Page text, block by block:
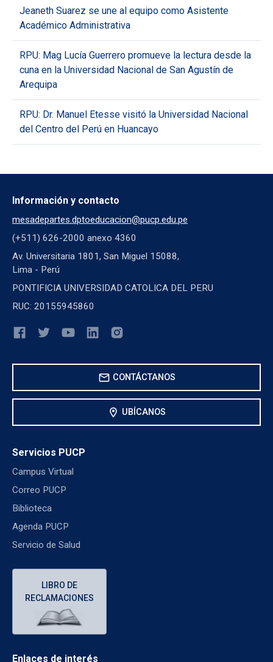
Jeaneth Suarez se une al equipo como Asistente
Académico Administrativa
RPU: Mag Lucía Guerrero promueve la lectura desde la
cuna en la Universidad Nacional de San Agustín de
Arequipa
RPU: Dr. Manuel Etesse visitó la Universidad Nacional
del Centro del Perú en Huancayo
Información y contacto
mesadepartes.dptoeducacion@pucp.edu.pe
(+511) 626-2000 anexo 4360
Av. Universitaria 1801, San Miguel 15088,
Lima - Perú
PONTIFICIA UNIVERSIDAD CATOLICA DEL PERU
RUC: 20155945860
mail CONTÁCTANOS
location_on UBÍCANOS
Servicios PUCP
Campus Virtual
Correo PUCP
Biblioteca
Agenda PUCP
Servicio de Salud
LIBRO DE
RECLAMACIONES
Enlaces de interés